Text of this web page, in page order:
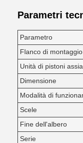
Parametri
Parametro
Flanco di montaggio
Unità di pistoni
Dimensione
Modalità di
Scele
Fine dell'albero
Serie